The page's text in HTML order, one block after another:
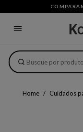
Home Cuidados